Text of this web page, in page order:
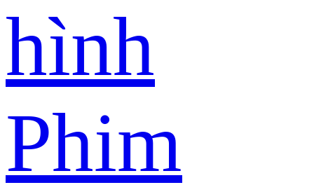
hình
Phim